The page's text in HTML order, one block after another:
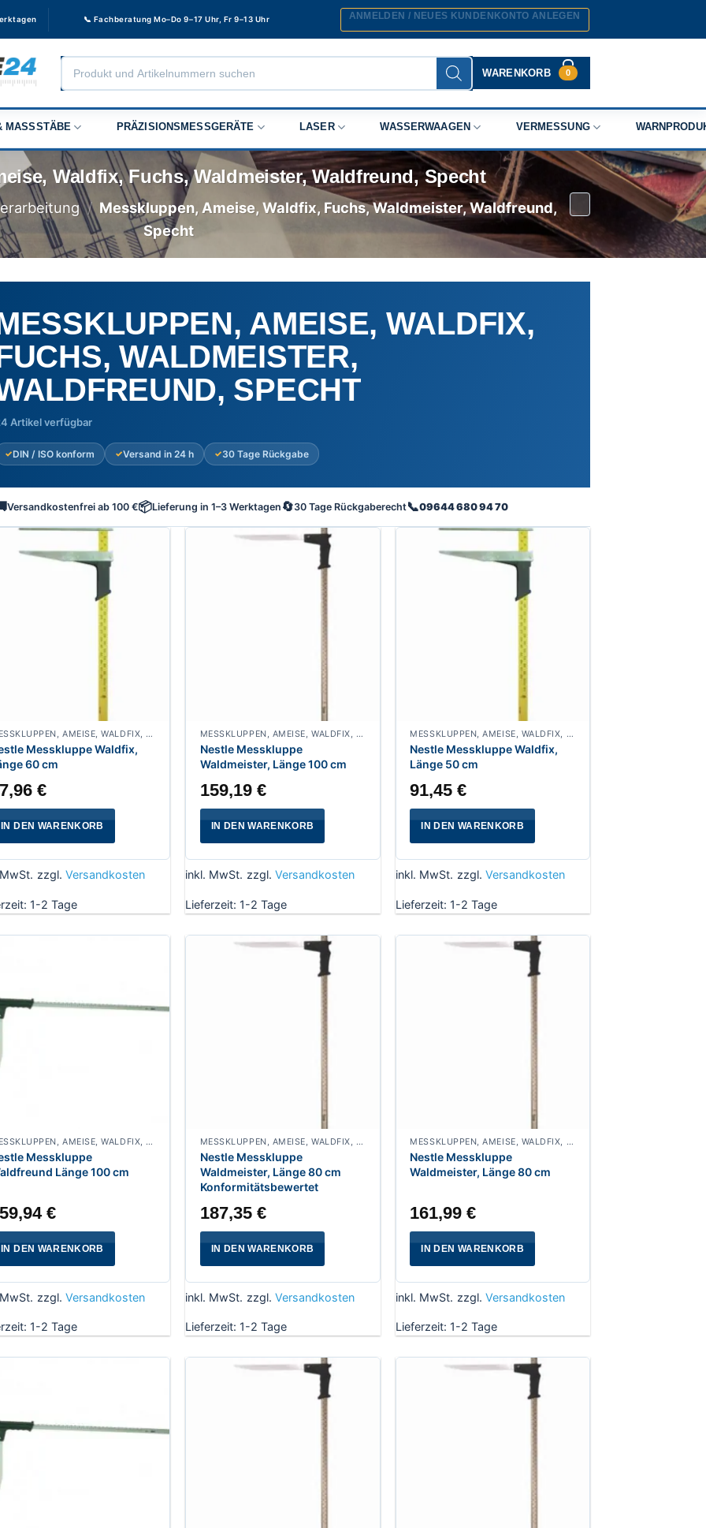
📞 Fachberatung Mo–Do 9–17 Uhr, Fr 9–13 Uhr ANMELDEN / NEUES KUNDENKONTO ANLEGEN
Products
search
WARENKORB 0
PRÄZISIONSMESSGERÄTE LASER WASSERWAAGEN VERMESSUNG
Waldfix, Fuchs, Waldmeister, Waldfreund, Specht
/ Messkluppen, Ameise, Waldfix, Fuchs, Waldmeister, Waldfreund,
Specht
AMEISE, WALDFIX,
WALDMEISTER,
SPECHT
Artikel verfügbar
DIN / ISO konform Versand in 24 h 30 Tage Rückgabe
Versandkostenfrei ab 100 €📦Lieferung in 1–3 Werktagen 🔄30 Tage Rückgaberecht📞09644 680 94 70
MESSKLUPPEN, AMEISE, WALDFIX, FUCHS, WALDMEISTER, WALDFREUND, SPECHT
Messkluppe Waldfix,
60 cm
€
IN DEN WARENKORB
zzgl. Versandkosten
1-2 Tage
MESSKLUPPEN, AMEISE, WALDFIX, FUCHS, WALDMEISTER, WALDFREUND, SPECHT
Nestle Messkluppe
Waldmeister, Länge 100 cm
159,19 €
IN DEN WARENKORB
inkl. MwSt. zzgl.Versandkosten
Lieferzeit: 1-2 Tage
MESSKLUPPEN, AMEISE, WALDFIX, FUCHS, WALDMEISTER, WALDFREUND, SPECHT
Nestle Messkluppe Waldfix,
Länge 50 cm
91,45€
IN DEN WARENKORB
inkl. MwSt. zzgl.Versandkosten
Lieferzeit: 1-2 Tage
MESSKLUPPEN, AMEISE, WALDFIX, FUCHS, WALDMEISTER, WALDFREUND, SPECHT
Messkluppe
Länge 100 cm
€
IN DEN WARENKORB
zzgl. Versandkosten
1-2 Tage
MESSKLUPPEN, AMEISE, WALDFIX, FUCHS, WALDMEISTER, WALDFREUND, SPECHT
Nestle Messkluppe
Waldmeister, Länge 80 cm
Konformitätsbewertet
187,35 €
IN DEN WARENKORB
inkl. MwSt. zzgl.Versandkosten
Lieferzeit: 1-2 Tage
MESSKLUPPEN, AMEISE, WALDFIX, FUCHS, WALDMEISTER, WALDFREUND, SPECHT
Nestle Messkluppe
Waldmeister, Länge 80 cm
161,99€
IN DEN WARENKORB
inkl. MwSt. zzgl.Versandkosten
Lieferzeit: 1-2 Tage